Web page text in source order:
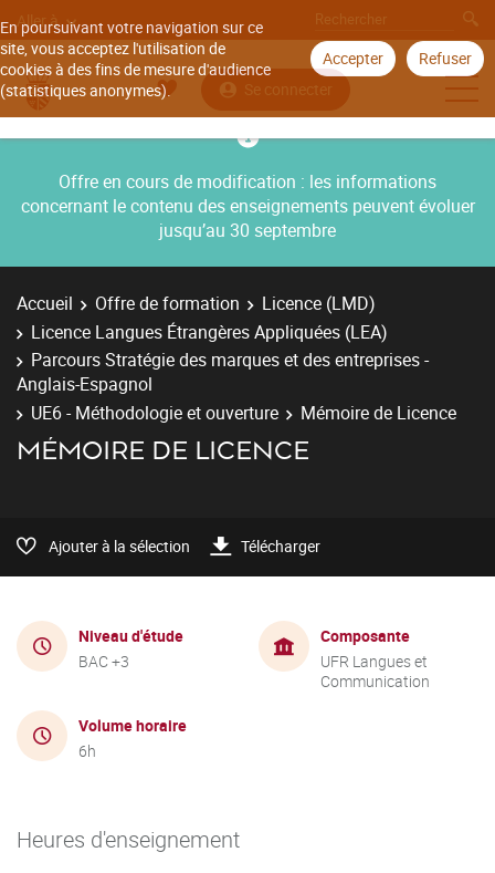
En poursuivant votre navigation sur ce
site, vous acceptez l'utilisation de
cookies à des fins de mesure d'audience
(statistiques anonymes).
Accepter Refuser
Aller à
Se connecter
Offre en cours de modification : les informations
concernant le contenu des enseignements peuvent évoluer
jusqu’au 30 septembre
Accueil Offre de formation
Licence (LMD)
Licence Langues Étrangères Appliquées (LEA)
Parcours Stratégie des marques et des entreprises -
Anglais-Espagnol
UE6 - Méthodologie et ouverture
Mémoire de Licence
MÉMOIRE DE LICENCE
Ajouter à la sélection Télécharger
Niveau d'étude
BAC +3
Composante
UFR Langues et
Communication
Volume horaire
6h
Heures d'enseignement